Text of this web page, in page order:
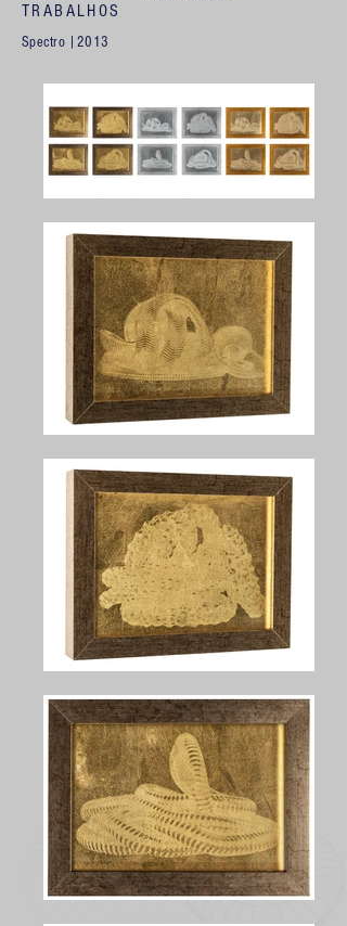
Spectro|2013
TRABALHOS